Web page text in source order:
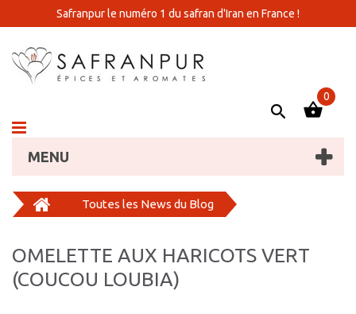
Safranpur le numéro 1 du safran d'Iran en France !
0
MENU
Toutes les News du Blog
OMELETTE AUX HARICOTS VERT
(COUCOU LOUBIA)